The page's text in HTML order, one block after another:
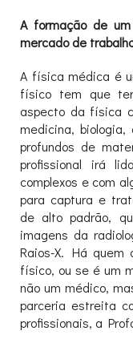
A formação de
mercado de
A física médica é
físico tem que
aspecto da física
medicina, biologia,
profundos de
profissional irá
complexos e com
para captura e
de alto padrão,
imagens da
Raios-X. Há
físico, ou se é um
não um médico,
parceria estreita
profissionais, a